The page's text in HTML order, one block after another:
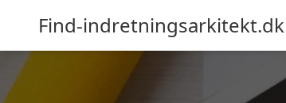
Find-indretningsarkitekt.dk